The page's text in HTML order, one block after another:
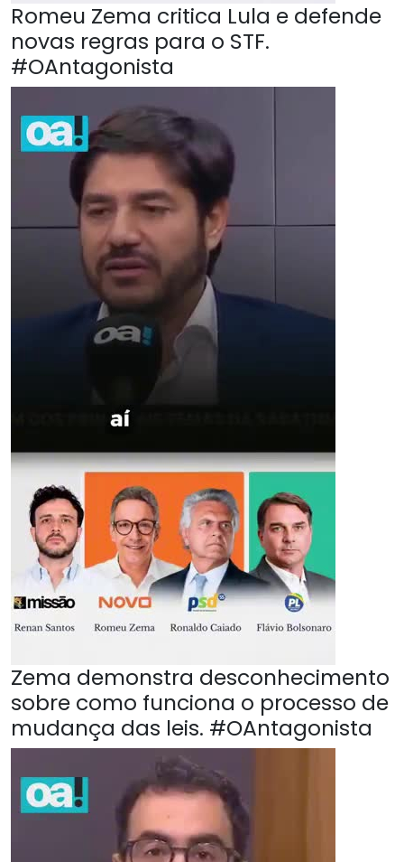
Romeu Zema critica Lula e defende
novas regras para o STF.
#OAntagonista
Zema demonstra desconhecimento
sobre como funciona o processo de
mudança das leis. #OAntagonista